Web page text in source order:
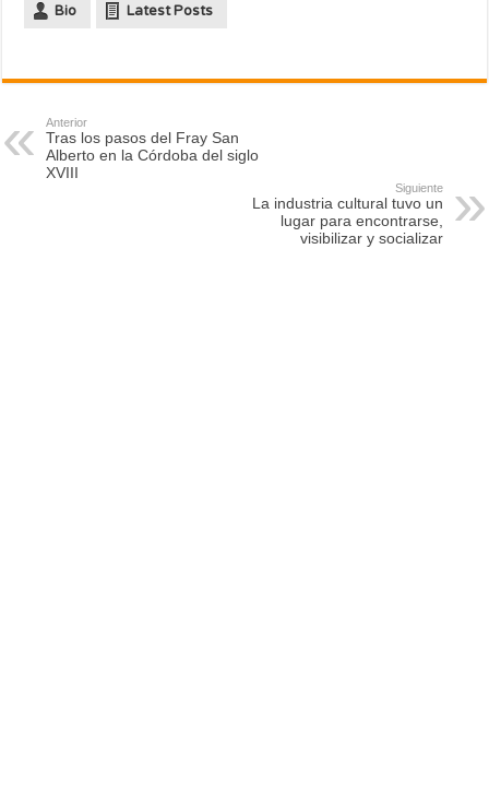
Bio Latest Posts
Anterior
Tras los pasos del Fray San
Alberto en la Córdoba del siglo
XVIII
Siguiente
La industria cultural tuvo un
lugar para encontrarse,
visibilizar y socializar